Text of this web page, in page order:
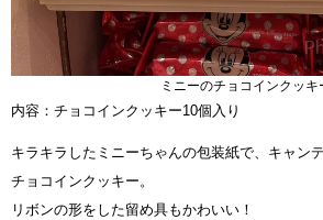
ミニーのチョコインクッキ
内容：チョコインクッキー10個入り
キラキラしたミニーちゃんの包装紙で、キャン
チョコインクッキー。
リボンの形をした留め具もかわいい！